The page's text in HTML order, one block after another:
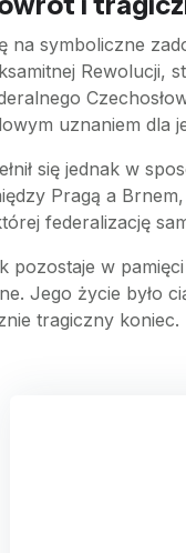
na symboliczne
Rewolucji,
uznaniem dla
się jednak w
Pragą a
federalizację
pozostaje w
Jego życie było
tragiczny koniec.